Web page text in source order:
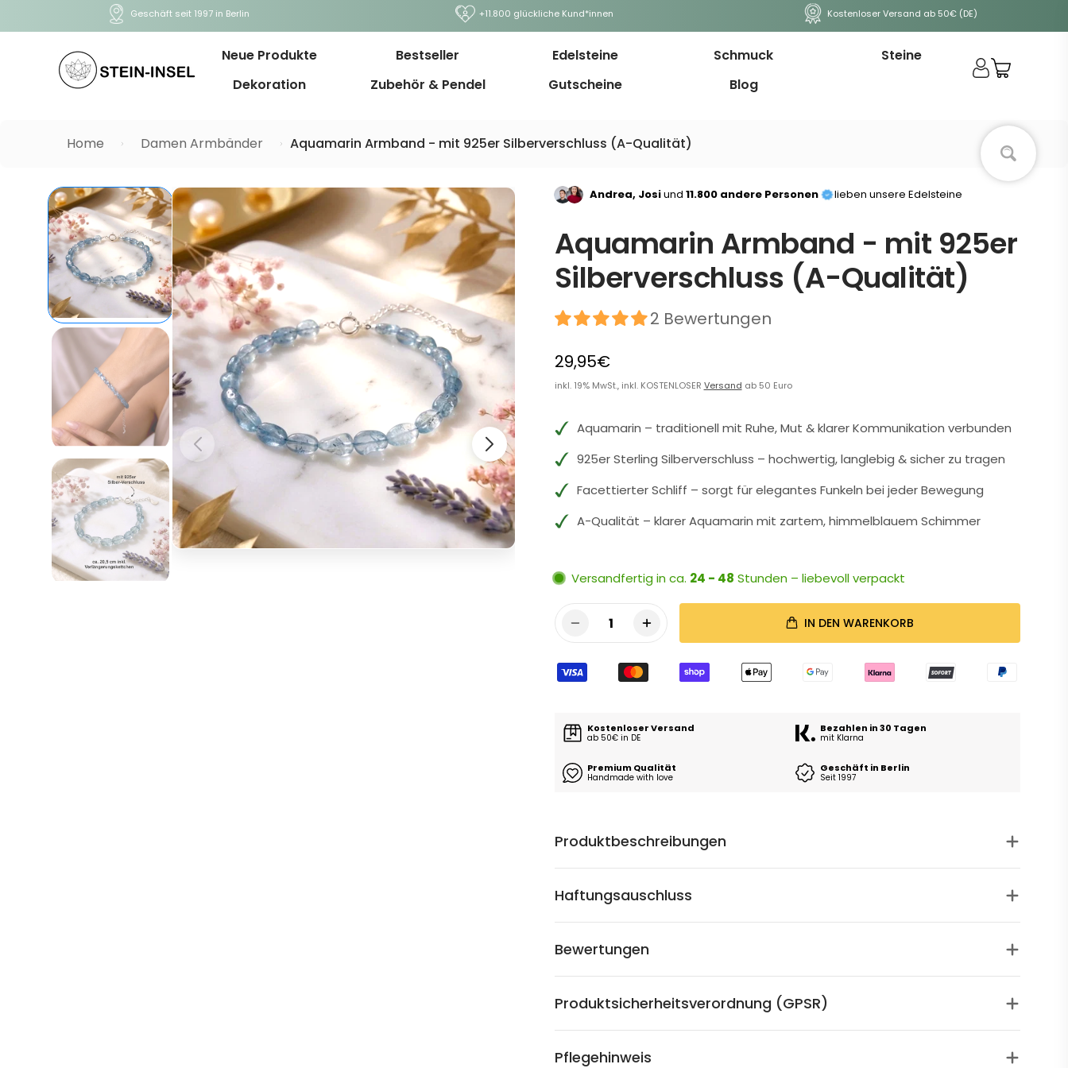
Geschäft seit 1997 in Berlin +11.800 glückliche Kund*innen Kostenloser Versand ab 50€ (DE)
Neue Produkte Bestseller Edelsteine Schmuck
Steine
Dekoration
Zubehör & Pendel Gutscheine Blog
Home Damen Armbänder Aquamarin Armband - mit 925er Silberverschluss (A-Qualität)
Andrea, Josiund 11.800 andere Personen lieben unsere Edelsteine
Aquamarin Armband - mit 925er
Silberverschluss (A-Qualität)
2 Bewertungen
29,95€
inkl. 19% MwSt., inkl. KOSTENLOSER Versand ab 50 Euro
Aquamarin – traditionell mit Ruhe, Mut & klarer Kommunikation verbunden
925er Sterling Silberverschluss – hochwertig, langlebig & sicher zu tragen
Facettierter Schliff – sorgt für elegantes Funkeln bei jeder Bewegung
A-Qualität – klarer Aquamarin mit zartem, himmelblauem Schimmer
Versandfertig in ca. 24 - 48 Stunden – liebevoll verpackt
1 IN DEN WARENKORB
Kostenloser Versand
ab 50€ in DE
Bezahlen in 30 Tagen
mit Klarna
Premium Qualität
Handmade with love
Geschäft in Berlin
Seit 1997
Produktbeschreibungen
Haftungsauschluss
Bewertungen
Produktsicherheitsverordnung (GPSR)
Pflegehinweis